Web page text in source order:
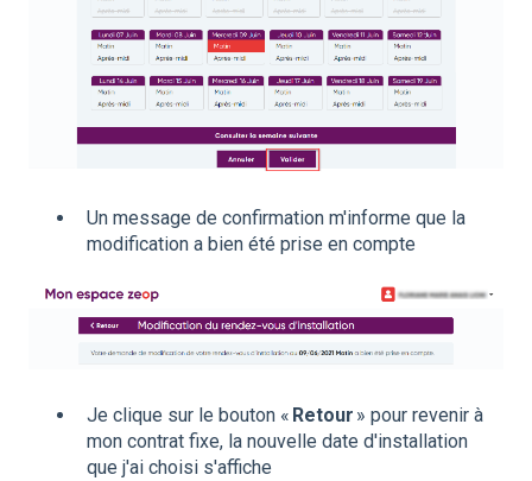
Un message de confirmation m'informe que la
modification a bien été prise en compte
Je clique sur le bouton « Retour » pour revenir à
mon contrat fixe, la nouvelle date d'installation
que j'ai choisi s'affiche